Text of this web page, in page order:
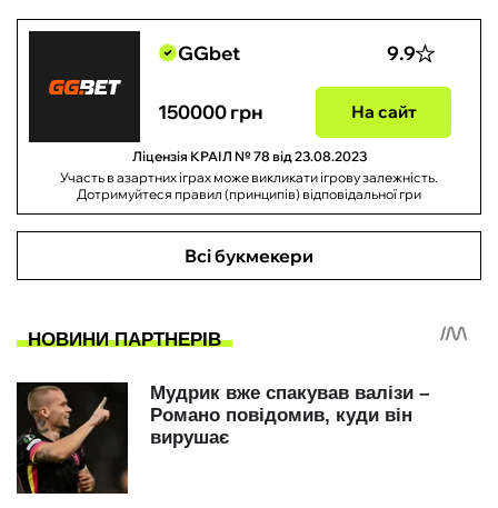
GGbet 9.9
150000 грн На сайт
Ліцензія КРАІЛ № 78 від 23.08.2023
Участь в азартних іграх може викликати ігрову залежність.
Дотримуйтеся правил (принципів) відповідальної гри
Всі букмекери